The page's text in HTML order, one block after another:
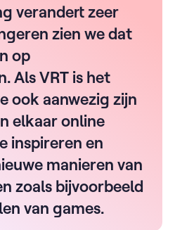
verandert zeer
zien we dat
op
Als VRT is het
ook aanwezig zijn
elkaar online
inspireren en
manieren van
zoals bijvoorbeeld
van games.